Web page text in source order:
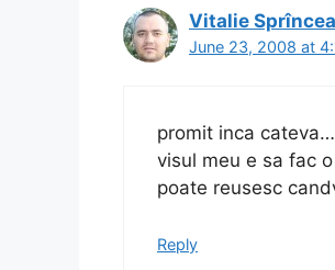
Vitalie
June 23, 2008 at
promit inca
visul meu e sa fac
poate reusesc
Reply